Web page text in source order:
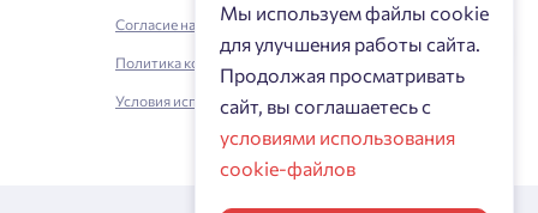
Согласие на обработку персональных данных
Политика конфиденциальности
Условия использования
Мы используем файлы cookie
для улучшения работы сайта.
Продолжая просматривать
сайт, вы соглашаетесь с
условиями использования
cookie-файлов